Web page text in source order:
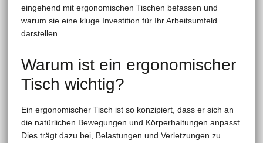
eingehend mit ergonomischen Tischen befassen und
warum sie eine kluge Investition für Ihr Arbeitsumfeld
darstellen.
Warum ist ein ergonomischer
Tisch wichtig?
Ein ergonomischer Tisch ist so konzipiert, dass er sich an
die natürlichen Bewegungen und Körperhaltungen anpasst.
Dies trägt dazu bei, Belastungen und Verletzungen zu